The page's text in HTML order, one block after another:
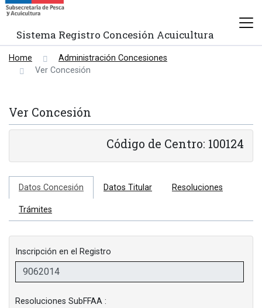
Sistema Registro Concesión Acuicultura
Home
Administración Concesiones
Ver Concesión
Ver Concesión
Código de Centro: 100124
Datos Concesión Datos Titular Resoluciones
Trámites
Inscripción en el Registro
Resoluciones SubFFAA :